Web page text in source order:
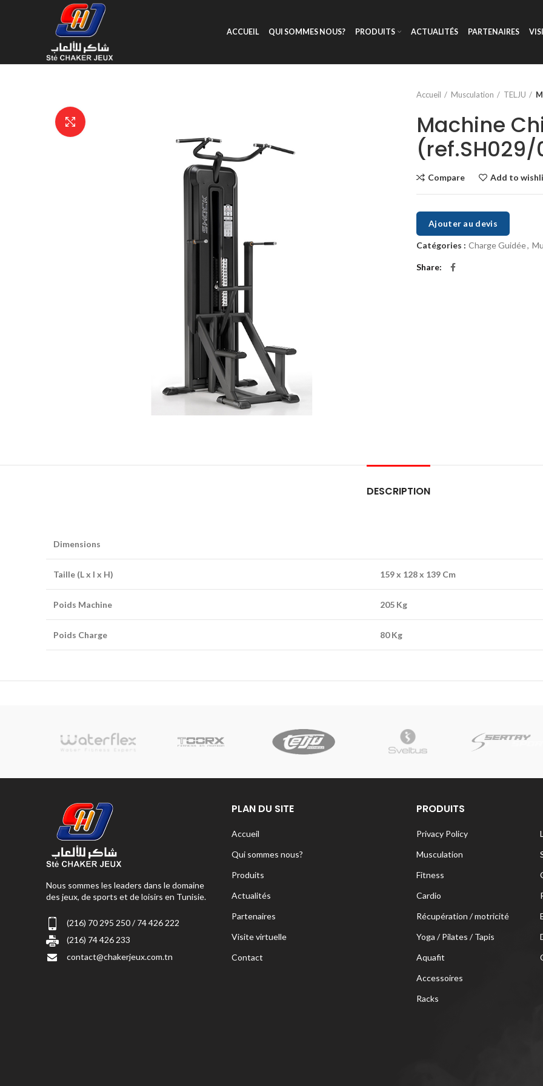
ACCUEIL QUI SOMMES NOUS? PRODUITS ACTUALITÉS PARTENAIRES
Accueil Musculation TELJU
Machine
(ref.SH029/
Compare Add to
Ajouter au devis
Catégories : Charge Guidée,
Share
DESCRIPTION
Dimensions
Taille (L x l x H) 159 x 128 x 139 Cm
Poids Machine 205 Kg
Poids Charge 80 Kg
Nous sommes les leaders dans le domaine
des jeux, de sports et de loisirs en Tunisie.
(216) 70 295 250 / 74 426 222
(216) 74 426 233
contact@chakerjeux.com.tn
PLAN DU SITE
Accueil
Qui sommes nous?
Produits
Actualités
Partenaires
Visite virtuelle
Contact
PRODUITS
Privacy Policy
Musculation
Fitness
Cardio
Récupération / motricité
Yoga / Pilates / Tapis
Aquafit
Accessoires
Racks